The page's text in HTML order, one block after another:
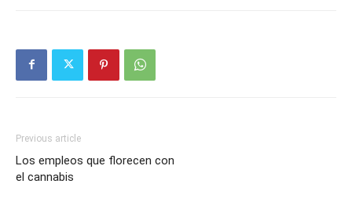
Previous article
Los empleos que florecen con
el cannabis